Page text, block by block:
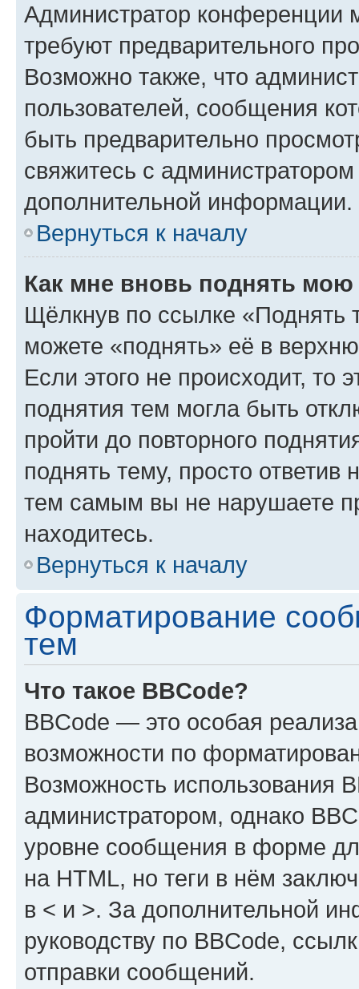
Администратор конференции
требуют предварительного
Возможно также, что
пользователей, сообщения
быть предварительно
свяжитесь с
дополнительной информации.
Вернуться к началу
Как мне вновь поднять мою
Щёлкнув по ссылке «Поднять
можете «поднять» её в
Если этого не происходит, то
поднятия тем могла быть
пройти до повторного
поднять тему, просто ответив
тем самым вы не нарушаете
находитесь.
Вернуться к началу
Форматирование
тем
Что такое BBCode?
BBCode — это особая
возможности по
Возможность использования
администратором, однако
уровне сообщения в форме
на HTML, но теги в нём
в < и >. За дополнительной
руководству по BBCode,
отправки сообщений.